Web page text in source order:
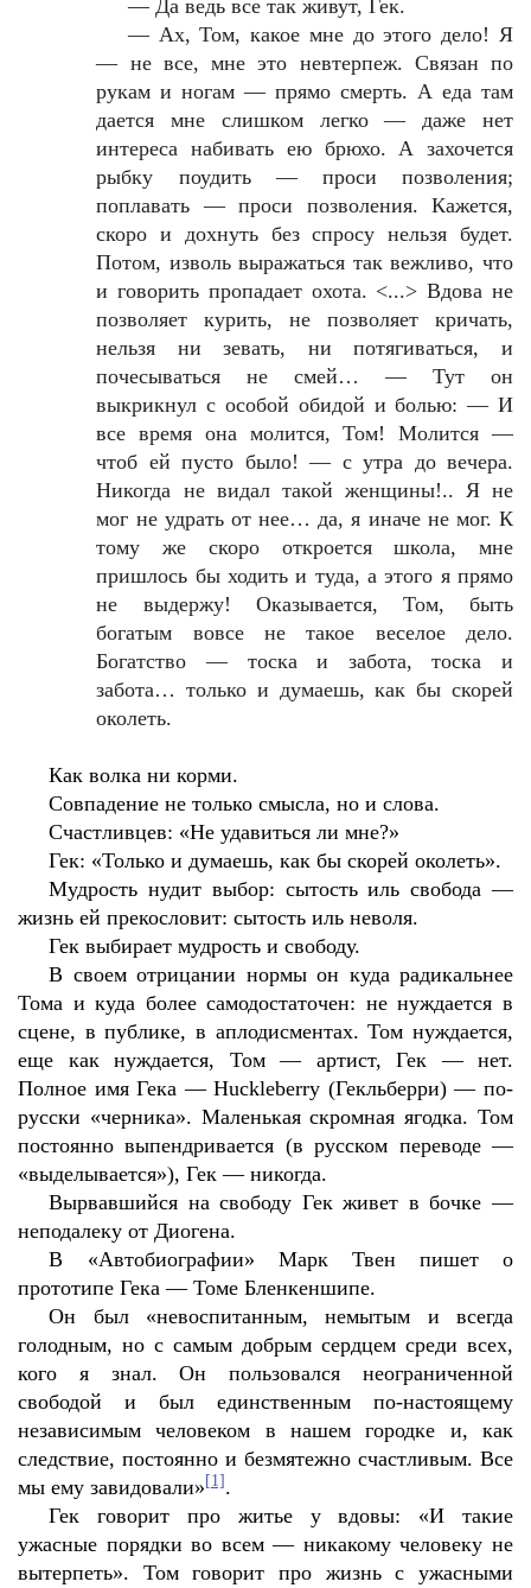
— Да ведь все так живут, Гек.
— Ах, Том, какое мне до этого дело! Я
— не все, мне это невтерпеж. Связан по
рукам и ногам — прямо смерть. А еда там
дается мне слишком легко — даже нет
интереса набивать ею брюхо. А захочется
рыбку поудить — проси позволения;
поплавать — проси позволения. Кажется,
скоро и дохнуть без спросу нельзя будет.
Потом, изволь выражаться так вежливо, что
и говорить пропадает охота. <...> Вдова не
позволяет курить, не позволяет кричать,
нельзя ни зевать, ни потягиваться, и
почесываться не смей… — Тут он
выкрикнул с особой обидой и болью: — И
все время она молится, Том! Молится —
чтоб ей пусто было! — с утра до вечера.
Никогда не видал такой женщины!.. Я не
мог не удрать от нее… да, я иначе не мог. К
тому же скоро откроется школа, мне
пришлось бы ходить и туда, а этого я прямо
не выдержу! Оказывается, Том, быть
богатым вовсе не такое веселое дело.
Богатство — тоска и забота, тоска и
забота… только и думаешь, как бы скорей
околеть.
Как волка ни корми.
Совпадение не только смысла, но и слова.
Счастливцев: «Не удавиться ли мне?»
Гек: «Только и думаешь, как бы скорей околеть».
Мудрость нудит выбор: сытость иль свобода —
жизнь ей прекословит: сытость иль неволя.
Гек выбирает мудрость и свободу.
В своем отрицании нормы он куда радикальнее
Тома и куда более самодостаточен: не нуждается в
сцене, в публике, в аплодисментах. Том нуждается,
еще как нуждается, Том — артист, Гек — нет.
Полное имя Гека — Huckleberry (Гекльберри) — по-
русски «черника». Маленькая скромная ягодка. Том
постоянно выпендривается (в русском переводе —
«выделывается»), Гек — никогда.
Вырвавшийся на свободу Гек живет в бочке —
неподалеку от Диогена.
В «Автобиографии» Марк Твен пишет о
прототипе Гека — Томе Бленкеншипе.
Он был «невоспитанным, немытым и всегда
голодным, но с самым добрым сердцем среди всех,
кого я знал. Он пользовался неограниченной
свободой и был единственным по-настоящему
независимым человеком в нашем городке и, как
следствие, постоянно и безмятежно счастливым. Все
мы ему завидовали» [1] .
Гек говорит про житье у вдовы: «И такие
ужасные порядки во всем — никакому человеку не
вытерпеть». Том говорит про жизнь с ужасными